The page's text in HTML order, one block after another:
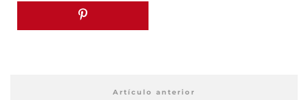
Artículo anterior